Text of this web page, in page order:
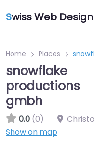
Swiss Web Design
Home Places
snowflake
productions
gmbh
0.0 (0)
Show on map